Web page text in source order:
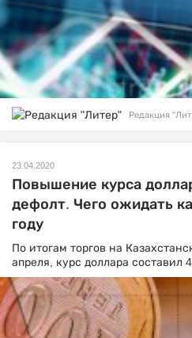
Редакция
23.04.2020
Повышение курса
дефолт. Чего ожидать
году
По итогам торгов на
апреля, курс доллара составил